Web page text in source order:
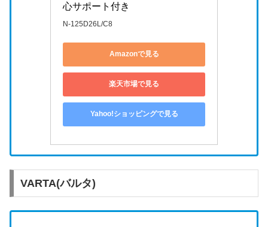
心サポート付き
N-125D26L/C8
Amazonで見る
楽天市場で見る
Yahoo!ショッピングで見る
VARTA(バルタ)